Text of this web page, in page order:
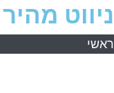
ניווט מהיר
ראשי